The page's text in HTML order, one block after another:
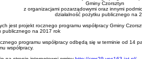
Gminy Czorsztyn
z organizacjami pozarządowymi oraz innymi
działalność pożytku publicznego na
jest projekt rocznego programu współpracy Gminy
publicznego na 2017 rok
programu współpracy odbędą się w terminie od 14
współpracy.